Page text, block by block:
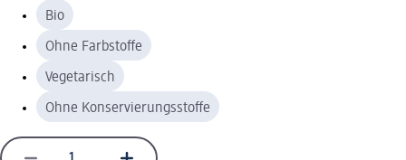
Bio
Ohne Farbstoffe
Vegetarisch
Ohne Konservierungsstoffe